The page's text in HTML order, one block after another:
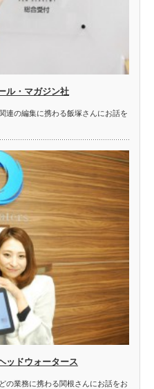
ル・マガジン社
連の編集に携わる飯塚さんにお話を
ッドウォータース
の業務に携わる関根さんにお話をお